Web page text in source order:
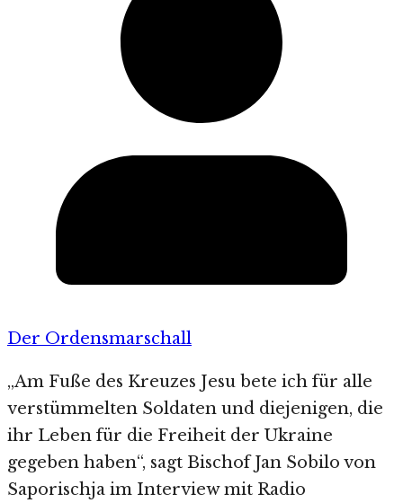
Der Ordensmarschall
„Am Fuße des Kreuzes Jesu bete ich für alle
verstümmelten Soldaten und diejenigen, die
ihr Leben für die Freiheit der Ukraine
gegeben haben“, sagt Bischof Jan Sobilo von
Saporischja im Interview mit Radio